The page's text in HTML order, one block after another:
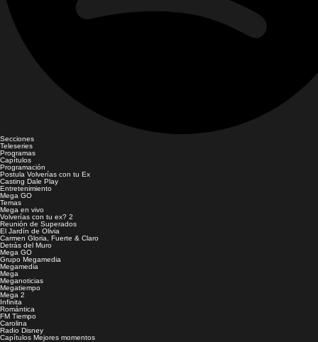
Secciones
Teleseries
Programas
Capítulos
Programación
Postula Volverías con tu Ex
Casting Dale Play
Entretenimiento
Mega GO
Temas
Mega en vivo
Volverías con tu ex? 2
Reunión de Superados
El Jardín de Olivia
Carmen Gloria, Fuerte & Claro
Detrás del Muro
Mega GO
Grupo Megamedia
Megamedia
Mega
Meganoticias
Megatiempo
Mega 2
Infinita
Romántica
FM Tiempo
Carolina
Radio Disney
Capítulos Mejores momentos